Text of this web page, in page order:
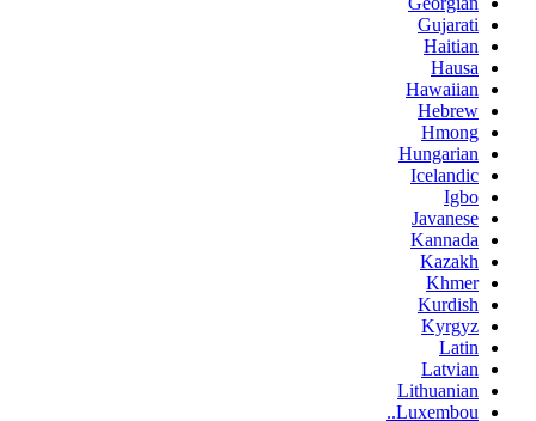
Gujarati
Haitian
Hausa
Hawaiian
Hebrew
Hmong
Hungarian
Icelandic
Igbo
Javanese
Kannada
Kazakh
Khmer
Kurdish
Kyrgyz
Latin
Latvian
Lithuanian
Luxembou..